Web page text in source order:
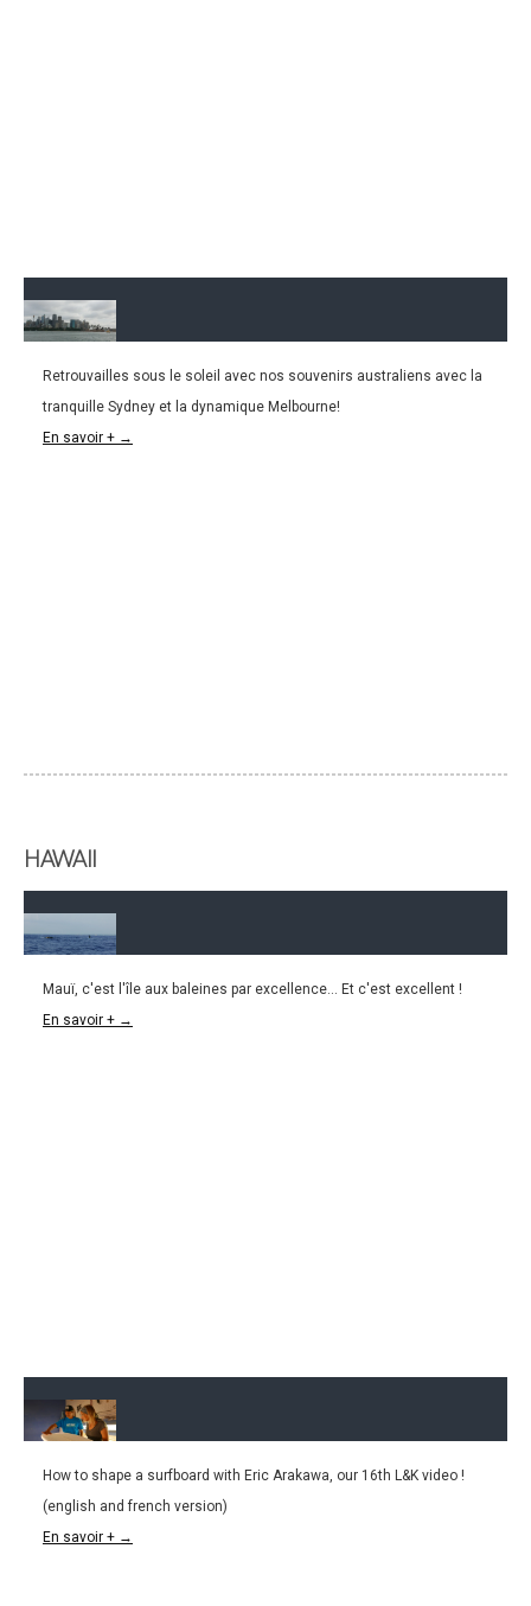
04.05.2016
Retrouvailles sous le soleil avec nos souvenirs australiens avec la
tranquille Sydney et la dynamique Melbourne!
En savoir + →
HAWAII
04.05.2016
Mauï, c'est l'île aux baleines par excellence... Et c'est excellent !
En savoir + →
30.03.2016
How to shape a surfboard with Eric Arakawa, our 16th L&K video !
(english and french version)
En savoir + →